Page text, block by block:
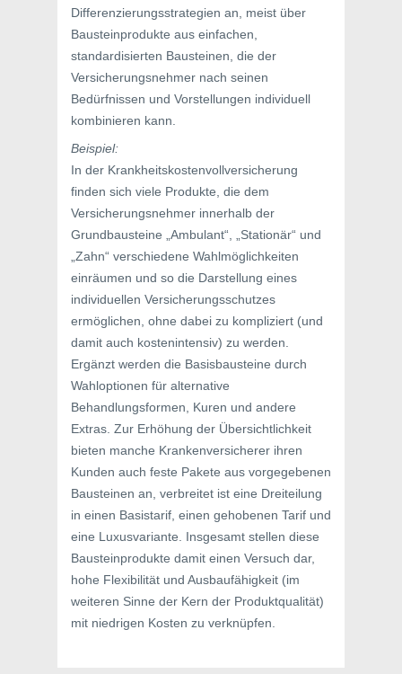
Differenzierungsstrategien an, meist über
Bausteinprodukte aus einfachen,
standardisierten Bausteinen, die der
Versicherungsnehmer nach seinen
Bedürfnissen und Vorstellungen individuell
kombinieren kann.
Beispiel:
In der Krankheitskostenvollversicherung
finden sich viele Produkte, die dem
Versicherungsnehmer innerhalb der
Grundbausteine „Ambulant“, „Stationär“ und
„Zahn“ verschiedene Wahlmöglichkeiten
einräumen und so die Darstellung eines
individuellen Versicherungsschutzes
ermöglichen, ohne dabei zu kompliziert (und
damit auch kostenintensiv) zu werden.
Ergänzt werden die Basisbausteine durch
Wahloptionen für alternative
Behandlungsformen, Kuren und andere
Extras. Zur Erhöhung der Übersichtlichkeit
bieten manche Krankenversicherer ihren
Kunden auch feste Pakete aus vorgegebenen
Bausteinen an, verbreitet ist eine Dreiteilung
in einen Basistarif, einen gehobenen Tarif und
eine Luxusvariante. Insgesamt stellen diese
Bausteinprodukte damit einen Versuch dar,
hohe Flexibilität und Ausbaufähigkeit (im
weiteren Sinne der Kern der Produktqualität)
mit niedrigen Kosten zu verknüpfen.